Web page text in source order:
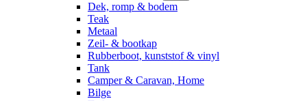
Dek, romp & bodem
Teak
Metaal
Zeil- & bootkap
Rubberboot, kunststof & vinyl
Tank
Camper & Caravan, Home
Bilge